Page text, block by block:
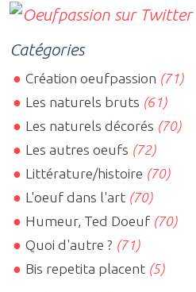
Catégories
Création oeufpassion (71)
Les naturels bruts (61)
Les naturels décorés (70)
Les autres oeufs (72)
Littérature/histoire (70)
L'oeuf dans l'art (70)
Humeur, Ted Doeuf (70)
Quoi d'autre ? (71)
Bis repetita placent (5)